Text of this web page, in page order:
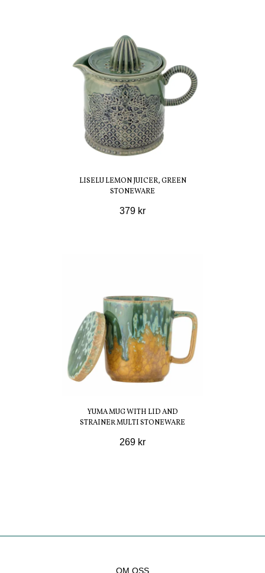
LISELU LEMON JUICER, GREEN
STONEWARE
379 kr
YUMA MUG WITH LID AND
STRAINER MULTI STONEWARE
269 kr
OM OSS